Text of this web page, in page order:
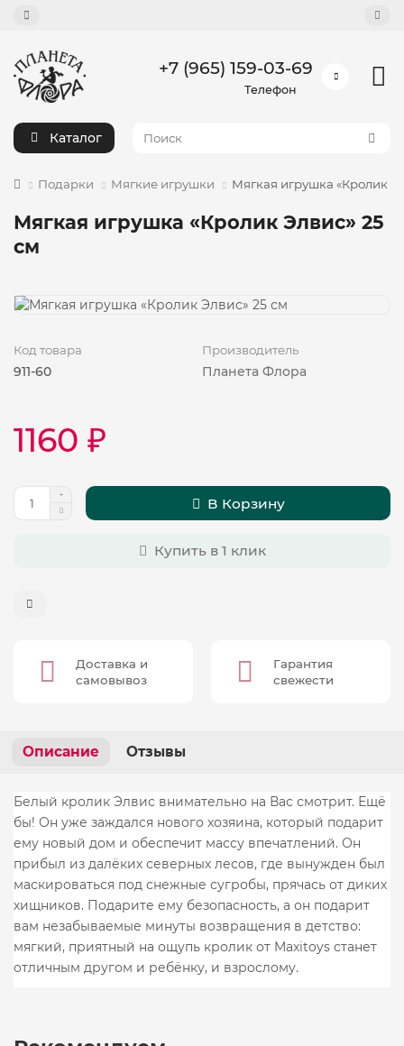
+7 (965) 159-03-69
Телефон
Каталог
Подарки Мягкие игрушки Мягкая игрушка «Кролик
Мягкая игрушка «Кролик Элвис» 25
см
Код товара
911-60
Производитель
Планета Флора
1160 ₽
В Корзину
Купить в 1 клик
Доставка и
самовывоз
Гарантия
свежести
Описание Отзывы
Белый кролик Элвис внимательно на Вас смотрит. Ещё
бы! Он уже заждался нового хозяина, который подарит
ему новый дом и обеспечит массу впечатлений. Он
прибыл из далёких северных лесов, где вынужден был
маскироваться под снежные сугробы, прячась от диких
хищников. Подарите ему безопасность, а он подарит
вам незабываемые минуты возвращения в детство:
мягкий, приятный на ощупь кролик от Maxitoys станет
отличным другом и ребёнку, и взрослому.